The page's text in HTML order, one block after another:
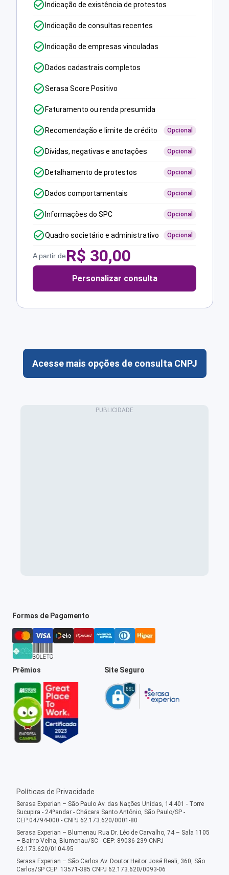
Indicação de existência de protestos
Indicação de consultas recentes
Indicação de empresas vinculadas
Dados cadastrais completos
Serasa Score Positivo
Faturamento ou renda presumida
Recomendação e limite de crédito Opcional
Dívidas, negativas e anotações Opcional
Detalhamento de protestos Opcional
Dados comportamentais Opcional
Informações do SPC Opcional
Quadro societário e administrativo Opcional
A partir deR$ 30,00
Personalizar consulta
Acesse mais opções de consulta CNPJ
Formas de Pagamento
Prêmios Site Seguro
Políticas de Privacidade
Serasa Experian – São Paulo Av. das Nações Unidas, 14.401 - Torre
Sucupira - 24ºandar - Chácara Santo Antônio, São Paulo/SP -
CEP:04794-000 - CNPJ 62.173.620/0001-80
Serasa Experian – Blumenau Rua Dr. Léo de Carvalho, 74 – Sala 1105
– Bairro Velha, Blumenau/SC - CEP: 89036-239 CNPJ
62.173.620/0104-95
Serasa Experian – São Carlos Av. Doutor Heitor José Reali, 360, São
Carlos/SP CEP: 13571-385 CNPJ 62.173.620/0093-06